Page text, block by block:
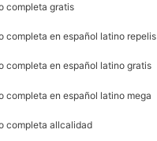
completa gratis
completa en español latino repelis
completa en español latino gratis
completa en español latino mega
completa allcalidad